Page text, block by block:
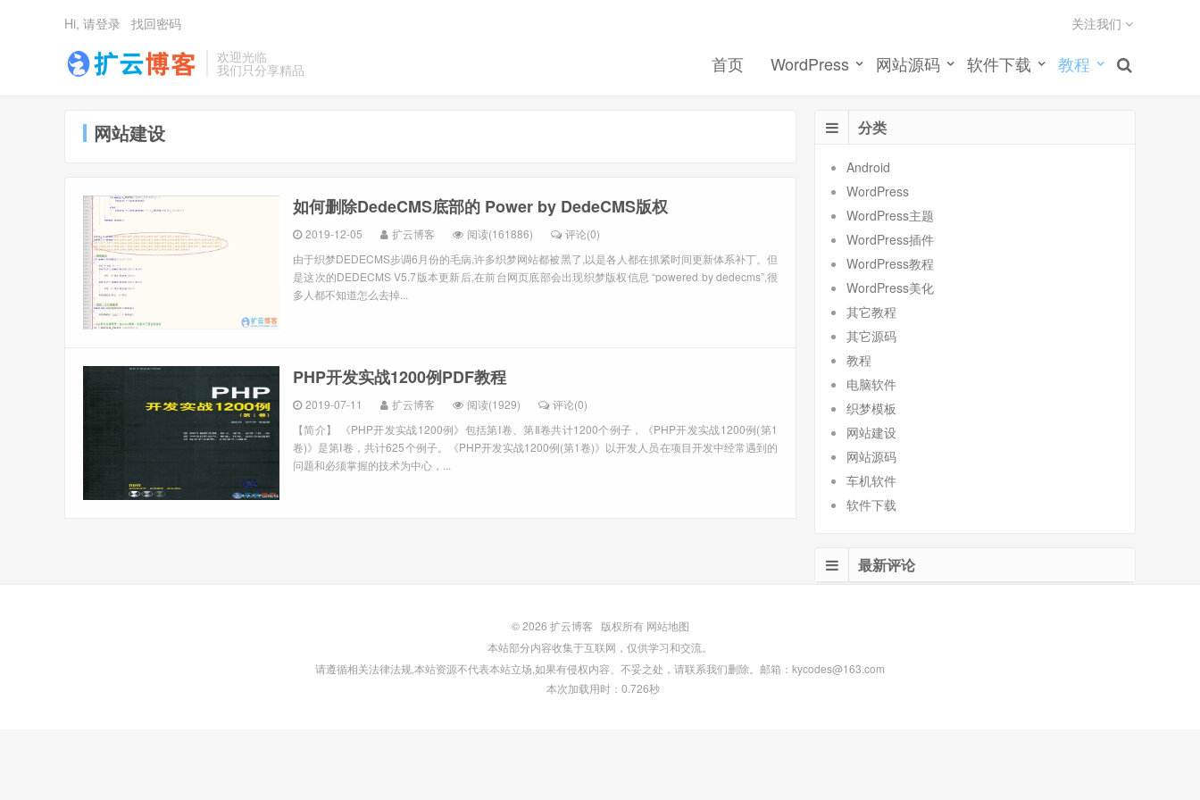
欢迎光临
我们只分享精品 首页 WordPress 网站源码 软件下载 教程
关注我们
Hi, 请登录 找回密码
网站建设
如何删除DedeCMS底部的 Power by DedeCMS版权
2019-12-05 扩云博客 阅读(161886)
评论(0)
由于织梦DEDECMS步调6月份的毛病,许多织梦网站都被黑了,以是各人都在抓紧时间更新体系补丁。但
是这次的DEDECMS V5.7版本更新后,在前台网页底部会出现织梦版权信息 “powered by dedecms”,很
多人都不知道怎么去掉...
PHP开发实战1200例PDF教程
2019-07-11 扩云博客 阅读(1929)
评论(0)
【简介】 《PHP开发实战1200例》包括第Ⅰ卷、第Ⅱ卷共计1200个例子，《PHP开发实战1200例(第1
卷)》是第Ⅰ卷，共计625个例子。《PHP开发实战1200例(第1卷)》以开发人员在项目开发中经常遇到的
问题和必须掌握的技术为中心，...
分类
Android
WordPress
WordPress主题
WordPress插件
WordPress教程
WordPress美化
其它教程
其它源码
教程
电脑软件
织梦模板
网站建设
网站源码
车机软件
软件下载
最新评论
© 2026 扩云博客 版权所有 网站地图
本站部分内容收集于互联网，仅供学习和交流。
请遵循相关法律法规,本站资源不代表本站立场,如果有侵权内容、不妥之处，请联系我们删除。邮箱：kycodes@163.com
本次加载用时：0.726秒